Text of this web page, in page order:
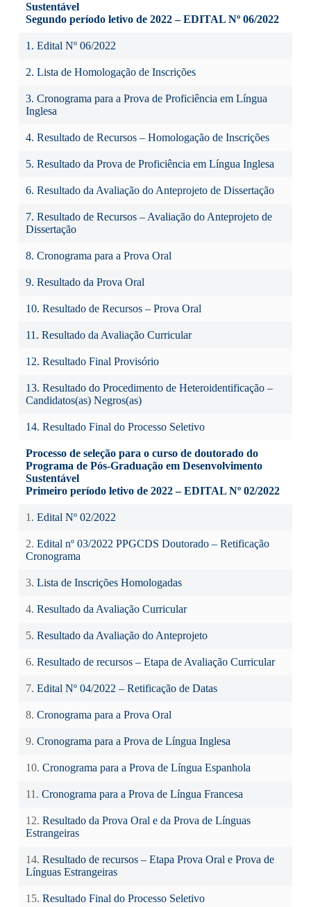
Sustentável
Segundo período letivo de 2022 – EDITAL Nº 06/2022
1. Edital Nº 06/2022
2. Lista de Homologação de Inscrições
3. Cronograma para a Prova de Proficiência em Língua
Inglesa
4. Resultado de Recursos – Homologação de Inscrições
5. Resultado da Prova de Proficiência em Língua Inglesa
6. Resultado da Avaliação do Anteprojeto de Dissertação
7. Resultado de Recursos – Avaliação do Anteprojeto de
Dissertação
8. Cronograma para a Prova Oral
9. Resultado da Prova Oral
10. Resultado de Recursos – Prova Oral
11. Resultado da Avaliação Curricular
12. Resultado Final Provisório
13. Resultado do Procedimento de Heteroidentificação –
Candidatos(as) Negros(as)
14. Resultado Final do Processo Seletivo
Processo de seleção para o curso de doutorado do
Programa de Pós-Graduação em Desenvolvimento
Sustentável
Primeiro período letivo de 2022 – EDITAL Nº 02/2022
1. Edital Nº 02/2022
2. Edital nº 03/2022 PPGCDS Doutorado – Retificação
Cronograma
3. Lista de Inscrições Homologadas
4. Resultado da Avaliação Curricular
5. Resultado da Avaliação do Anteprojeto
6. Resultado de recursos – Etapa de Avaliação Curricular
7. Edital Nº 04/2022 – Retificação de Datas
8. Cronograma para a Prova Oral
9. Cronograma para a Prova de Língua Inglesa
10. Cronograma para a Prova de Língua Espanhola
11. Cronograma para a Prova de Língua Francesa
12. Resultado da Prova Oral e da Prova de Línguas
Estrangeiras
14. Resultado de recursos – Etapa Prova Oral e Prova de
Línguas Estrangeiras
15. Resultado Final do Processo Seletivo